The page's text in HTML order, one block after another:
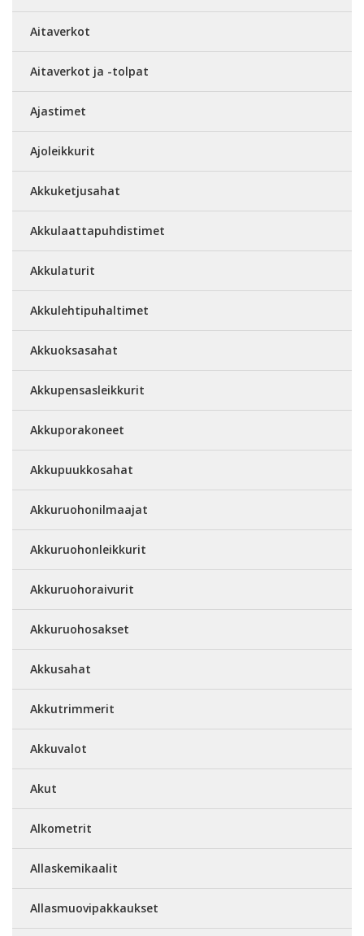
Aitaverkot
Aitaverkot ja -tolpat
Ajastimet
Ajoleikkurit
Akkuketjusahat
Akkulaattapuhdistimet
Akkulaturit
Akkulehtipuhaltimet
Akkuoksasahat
Akkupensasleikkurit
Akkuporakoneet
Akkupuukkosahat
Akkuruohonilmaajat
Akkuruohonleikkurit
Akkuruohoraivurit
Akkuruohosakset
Akkusahat
Akkutrimmerit
Akkuvalot
Akut
Alkometrit
Allaskemikaalit
Allasmuovipakkaukset